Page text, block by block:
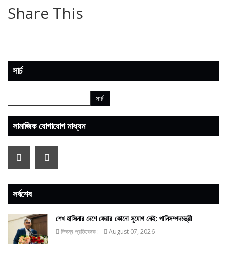
Share This
সার্চ
সামাজিক যোগাযোগ মাধ্যম
সর্বশেষ
শেখ হাসিনার দেশে ফেরার কোনো সুযোগ নেই: পানিসম্পদমন্ত্রী
নিজস্ব প্রতিবেদক : August 07, 2026